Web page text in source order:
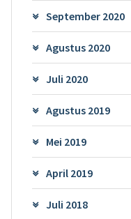
September 2020
Agustus 2020
Juli 2020
Agustus 2019
Mei 2019
April 2019
Juli 2018